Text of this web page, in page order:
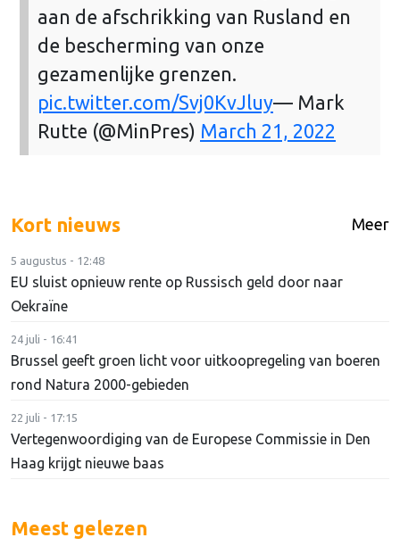
aan de afschrikking van Rusland en
de bescherming van onze
gezamenlijke grenzen.
pic.twitter.com/Svj0KvJluy— Mark
Rutte (@MinPres) March 21, 2022
Kort nieuws Meer
5 augustus - 12:48
EU sluist opnieuw rente op Russisch geld door naar
Oekraïne
24 juli - 16:41
Brussel geeft groen licht voor uitkoopregeling van boeren
rond Natura 2000-gebieden
22 juli - 17:15
Vertegenwoordiging van de Europese Commissie in Den
Haag krijgt nieuwe baas
Meest gelezen